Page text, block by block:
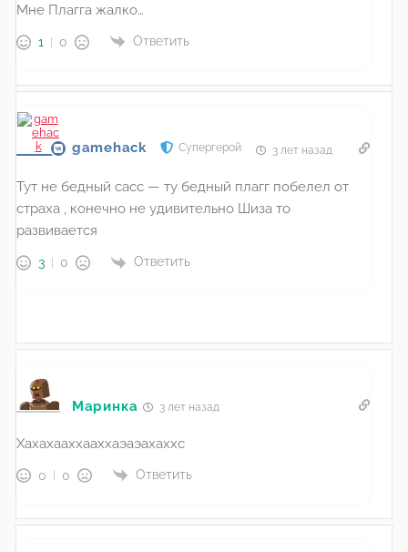
Мне Плагга жалко…
1 0 Ответить
gamehack Супергерой 3 лет назад
Тут не бедный сасс — ту бедный плагг побелел от
страха , конечно не удивительно Шиза то
развивается
3 0 Ответить
Маринка 3 лет назад
Хахахааххааххаэаэахаххс
0 0 Ответить